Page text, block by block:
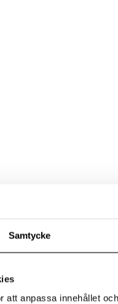
Samtycke
att anpassa innehållet